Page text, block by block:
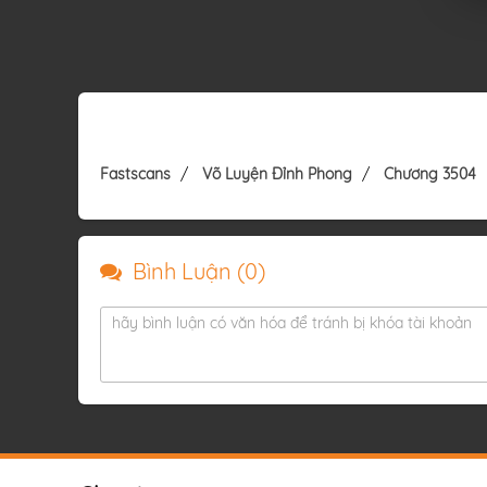
Fastscans Võ Luyện Đỉnh Phong Chương 3504
Bình Luận (0)
hãy bình luận có văn hóa để tránh bị khóa tài khoản